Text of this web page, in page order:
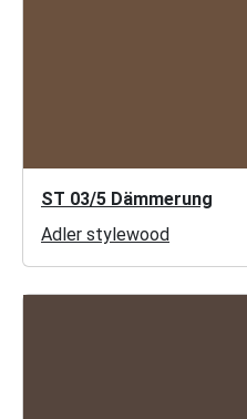
ST 03/5 Dämmerung
Adler stylewood